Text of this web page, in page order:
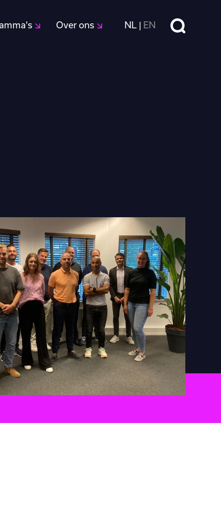
Over ons NL | EN
Zoeken